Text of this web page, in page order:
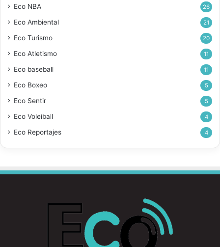
Eco NBA 26
Eco Ambiental 21
Eco Turismo 20
Eco Atletismo 11
Eco baseball 11
Eco Boxeo 5
Eco Sentir 5
Eco Voleiball 4
Eco Reportajes 4